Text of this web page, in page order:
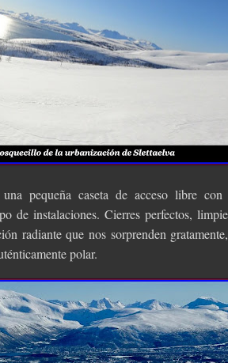
pequeña caseta de acceso libre con
de instalaciones. Cierres perfectos,
radiante que nos sorprenden
polar.